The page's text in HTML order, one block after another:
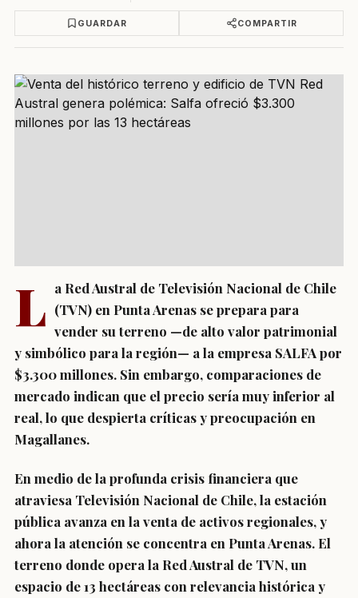
GUARDAR COMPARTIR
L a Red Austral de Televisión Nacional de Chile
(TVN) en Punta Arenas se prepara para
vender su terreno —de alto valor patrimonial
y simbólico para la región— a la empresa SALFA por
$3.300 millones. Sin embargo, comparaciones de
mercado indican que el precio sería muy inferior al
real, lo que despierta críticas y preocupación en
Magallanes.
En medio de la profunda crisis financiera que
atraviesa Televisión Nacional de Chile, la estación
pública avanza en la venta de activos regionales, y
ahora la atención se concentra en Punta Arenas. El
terreno donde opera la Red Austral de TVN, un
espacio de 13 hectáreas con relevancia histórica y